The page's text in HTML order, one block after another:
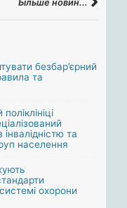
Більше новин...
безбар’єрний
та
інвалідністю та
населення
охорони